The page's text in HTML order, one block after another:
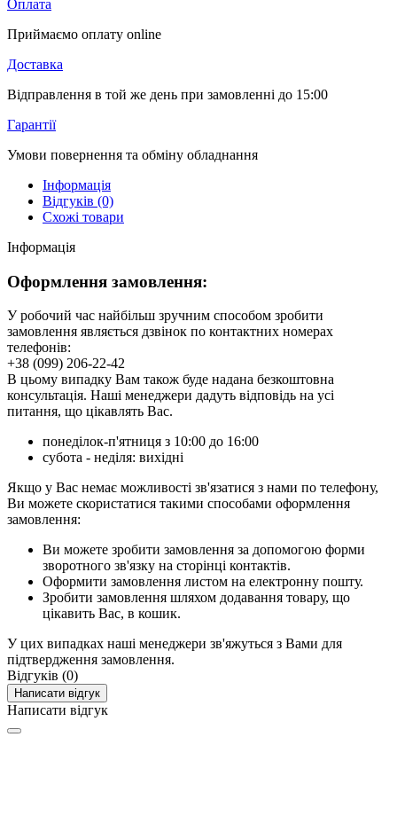
Оплата
Приймаємо оплату online
Доставка
Відправлення в той же день при замовленні до 15:00
Гарантії
Умови повернення та обміну обладнання
Інформація
Відгуків (0)
Схожі товари
Інформація
Оформлення замовлення:
У робочий час найбільш зручним способом зробити
замовлення являється дзвінок по контактних номерах
телефонів:
+38 (099) 206-22-42
В цьому випадку Вам також буде надана безкоштовна
консультація. Наші менеджери дадуть відповідь на усі
питання, що цікавлять Вас.
понеділок-п'ятниця з 10:00 до 16:00
субота - неділя: вихідні
Якщо у Вас немає можливості зв'язатися з нами по телефону,
Ви можете скористатися такими способами оформлення
замовлення:
Ви можете зробити замовлення за допомогою форми
зворотного зв'язку на сторінці контактів.
Оформити замовлення листом на електронну пошту.
Зробити замовлення шляхом додавання товару, що
цікавить Вас, в кошик.
У цих випадках наші менеджери зв'яжуться з Вами для
підтвердження замовлення.
Відгуків (0)
Написати відгук
Написати відгук